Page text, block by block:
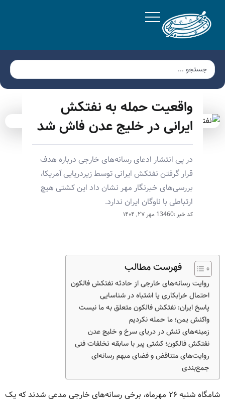
واقعیت حمله به نفتکش
ایرانی در خلیج عدن فاش شد
در پی انتشار ادعای رسانه‌های خارجی درباره هدف
قرار گرفتن نفتکش ایرانی توسط زیردریایی آمریکا،
بررسی‌های خبرنگار مهر نشان داد این کشتی هیچ
ارتباطی با ناوگان ایران ندارد.
کد خبر :13460 مهر ۲۷, ۱۴۰۴
فهرست مطالب
روایت رسانه‌های خارجی از حادثه نفتکش فالکون
احتمال خرابکاری یا اشتباه در شناسایی
پاسخ ایران: نفتکش فالکون متعلق به ما نیست
واکنش یمن؛ ما حمله نکردیم
زمینه‌های تنش در دریای سرخ و خلیج عدن
نفتکش فالکون؛ کشتی پیر با سابقه تخلفات فنی
روایت‌های متناقض و فضای مبهم رسانه‌ای
جمع‌بندی
شامگاه شنبه ۲۶ مهرماه، برخی رسانه‌های خارجی مدعی شدند که یک